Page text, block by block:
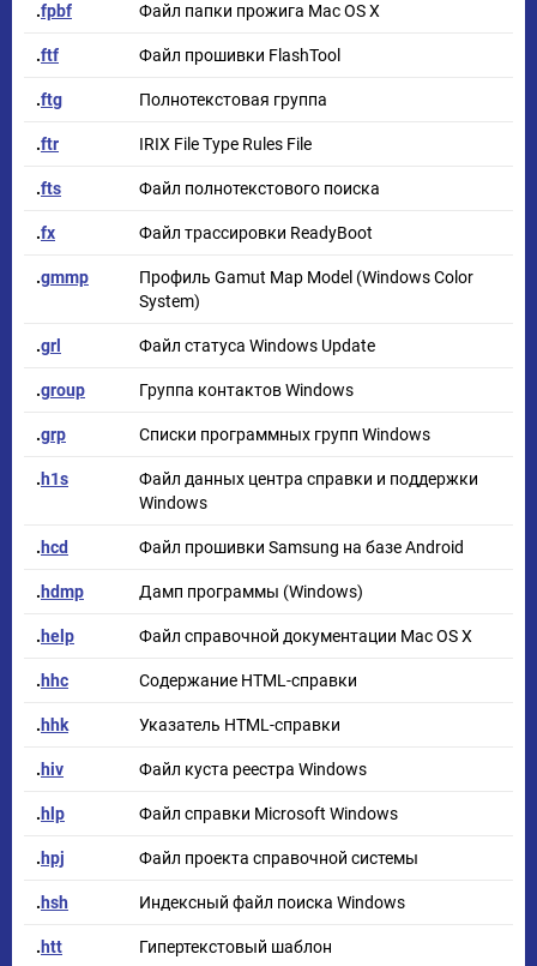
.fpbf Файл папки прожига Mac OS X
.ftf Файл прошивки FlashTool
.ftg Полнотекстовая группа
.ftr IRIX File Type Rules File
.fts Файл полнотекстового поиска
.fx Файл трассировки ReadyBoot
.gmmp
Профиль Gamut Map Model (Windows Color
System)
.grl Файл статуса Windows Update
.group Группа контактов Windows
.grp Списки программных групп Windows
.h1s
Файл данных центра справки и поддержки
Windows
.hcd Файл прошивки Samsung на базе Android
.hdmp Дамп программы (Windows)
.help Файл справочной документации Mac OS X
.hhc Содержание HTML-справки
.hhk Указатель HTML-справки
.hiv Файл куста реестра Windows
.hlp Файл справки Microsoft Windows
.hpj Файл проекта справочной системы
.hsh Индексный файл поиска Windows
.htt Гипертекстовый шаблон